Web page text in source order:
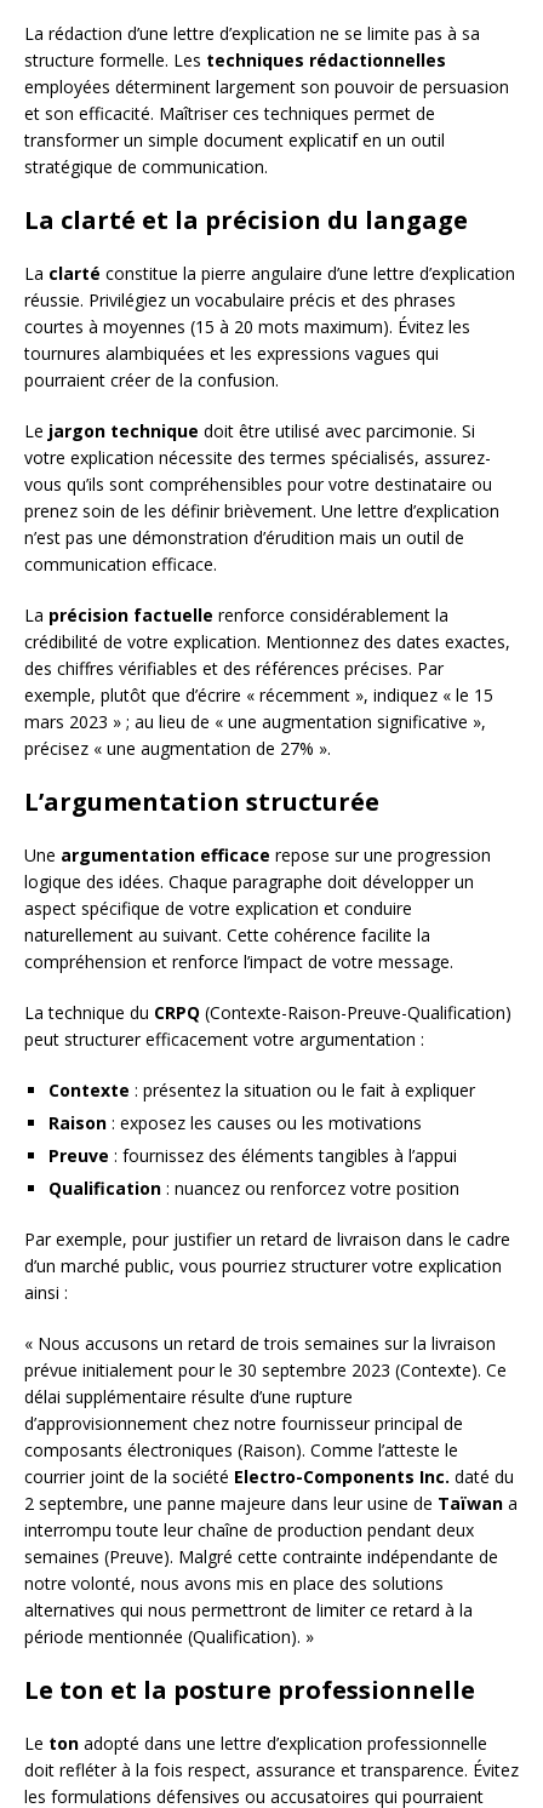
La rédaction d’une lettre d’explication ne se limite pas à sa
structure formelle. Les techniques rédactionnelles
employées déterminent largement son pouvoir de persuasion
et son efficacité. Maîtriser ces techniques permet de
transformer un simple document explicatif en un outil
stratégique de communication.
La clarté et la précision du langage
La clarté constitue la pierre angulaire d’une lettre d’explication
réussie. Privilégiez un vocabulaire précis et des phrases
courtes à moyennes (15 à 20 mots maximum). Évitez les
tournures alambiquées et les expressions vagues qui
pourraient créer de la confusion.
Le jargon technique doit être utilisé avec parcimonie. Si
votre explication nécessite des termes spécialisés, assurez-
vous qu’ils sont compréhensibles pour votre destinataire ou
prenez soin de les définir brièvement. Une lettre d’explication
n’est pas une démonstration d’érudition mais un outil de
communication efficace.
La précision factuelle renforce considérablement la
crédibilité de votre explication. Mentionnez des dates exactes,
des chiffres vérifiables et des références précises. Par
exemple, plutôt que d’écrire « récemment », indiquez « le 15
mars 2023 » ; au lieu de « une augmentation significative »,
précisez « une augmentation de 27% ».
L’argumentation structurée
Une argumentation efficace repose sur une progression
logique des idées. Chaque paragraphe doit développer un
aspect spécifique de votre explication et conduire
naturellement au suivant. Cette cohérence facilite la
compréhension et renforce l’impact de votre message.
La technique du CRPQ (Contexte-Raison-Preuve-Qualification)
peut structurer efficacement votre argumentation :
Contexte : présentez la situation ou le fait à expliquer
Raison : exposez les causes ou les motivations
Preuve : fournissez des éléments tangibles à l’appui
Qualification : nuancez ou renforcez votre position
Par exemple, pour justifier un retard de livraison dans le cadre
d’un marché public, vous pourriez structurer votre explication
ainsi :
« Nous accusons un retard de trois semaines sur la livraison
prévue initialement pour le 30 septembre 2023 (Contexte). Ce
délai supplémentaire résulte d’une rupture
d’approvisionnement chez notre fournisseur principal de
composants électroniques (Raison). Comme l’atteste le
courrier joint de la société Electro-Components Inc. daté du
2 septembre, une panne majeure dans leur usine de Taïwan a
interrompu toute leur chaîne de production pendant deux
semaines (Preuve). Malgré cette contrainte indépendante de
notre volonté, nous avons mis en place des solutions
alternatives qui nous permettront de limiter ce retard à la
période mentionnée (Qualification). »
Le ton et la posture professionnelle
Le ton adopté dans une lettre d’explication professionnelle
doit refléter à la fois respect, assurance et transparence. Évitez
les formulations défensives ou accusatoires qui pourraient